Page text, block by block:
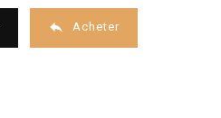
 Acheter